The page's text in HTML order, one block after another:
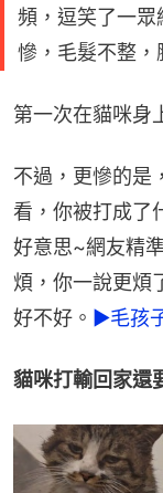
頻，逗笑了一
慘，毛髮不整，
第一次在貓咪身
不過，更慘的是
看，你被打成了
好意思~網友精
煩，你一說更煩
好不好。 ►毛孩
貓咪打輸回家還